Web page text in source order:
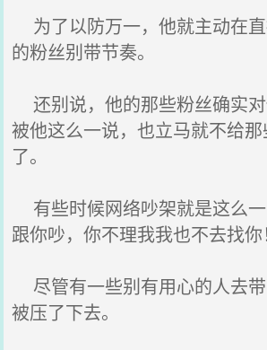
为了以防万一，他就主动在
的粉丝别带节奏。
还别说，他的那些粉丝确实对
被他这么一说，也立马就不给
了。
有些时候网络吵架就是这么
跟你吵，你不理我我也不去找你
尽管有一些别有用心的人去
被压了下去。